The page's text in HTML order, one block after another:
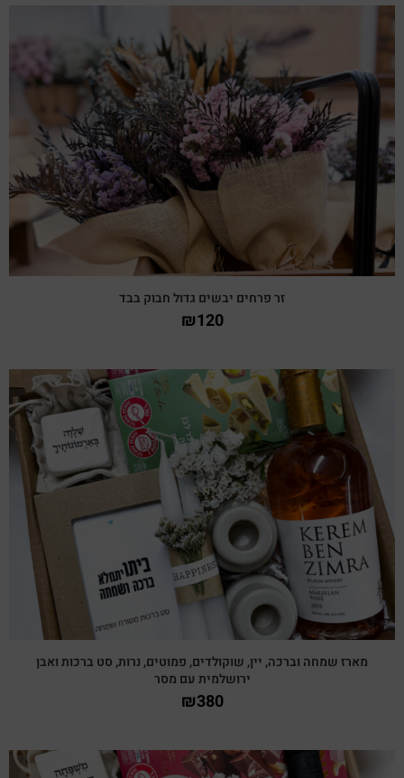
צפייה מהירה
זר פרחים יבשים גדול חבוק בבד
₪120
צפייה מהירה
מארז שמחה וברכה, יין, שוקולדים, פמוטים, נרות, סט ברכות ואבן
ירושלמית עם מסר
₪380